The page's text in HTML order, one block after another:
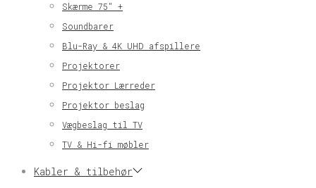
Skærme 75″ +
Soundbarer
Blu-Ray & 4K UHD afspillere
Projektorer
Projektor Lærreder
Projektor beslag
Vægbeslag til TV
TV & Hi-fi møbler
Kabler & tilbehør